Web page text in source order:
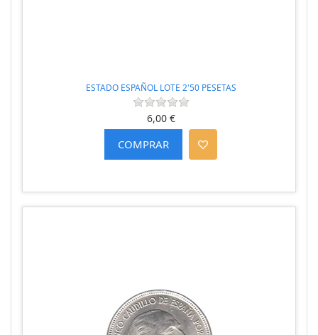
ESTADO ESPAÑOL LOTE 2'50 PESETAS
6,00 €